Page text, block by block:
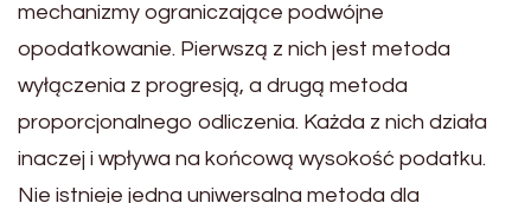
mechanizmy ograniczające podwójne
opodatkowanie. Pierwszą z nich jest metoda
wyłączenia z progresją, a drugą metoda
proporcjonalnego odliczenia. Każda z nich działa
inaczej i wpływa na końcową wysokość podatku.
Nie istnieje jedna uniwersalna metoda dla